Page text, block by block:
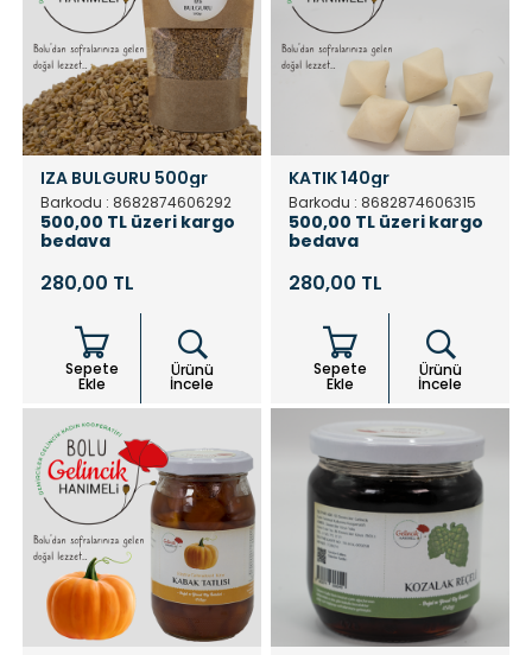
IZA BULGURU 500gr
Barkodu : 8682874606292
500,00 TL üzeri kargo
bedava
280,00 TL
Sepete
Ekle
Ürünü
İncele
KATIK 140gr
Barkodu : 8682874606315
500,00 TL üzeri kargo
bedava
280,00 TL
Sepete
Ekle
Ürünü
İncele